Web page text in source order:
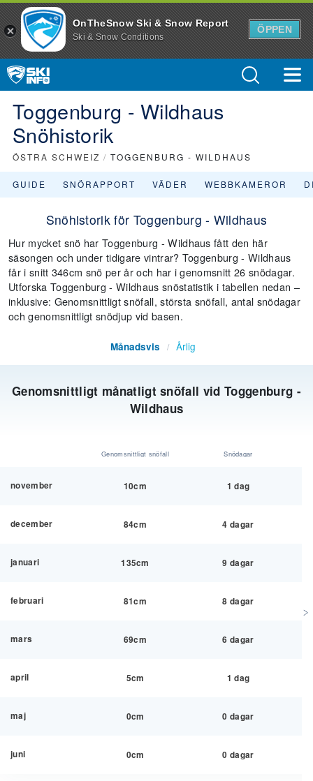
OnTheSnow Ski & Snow Report
Ski & Snow Conditions
ÖPPEN
Toggenburg - Wildhaus
Snöhistorik
ÖSTRA SCHWEIZ / TOGGENBURG - WILDHAUS
GUIDE SNÖRAPPORT VÄDER WEBBKAMEROR
Snöhistorik för Toggenburg - Wildhaus
Hur mycket snö har Toggenburg - Wildhaus fått den här
säsongen och under tidigare vintrar? Toggenburg - Wildhaus
får i snitt 346cm snö per år och har i genomsnitt 26 snödagar.
Utforska Toggenburg - Wildhaus snöstatistik i tabellen nedan –
inklusive: Genomsnittligt snöfall, största snöfall, antal snödagar
och genomsnittligt snödjup vid basen.
Genomsnittligt månatligt snöfall vid Toggenburg -
Wildhaus
Månadsvis / Årlig
Genomsnittligt snöfall Snödagar
november 10cm 1 dag
december 84cm 4 dagar
januari 135cm 9 dagar
februari 81cm 8 dagar
mars 69cm 6 dagar
april 5cm 1 dag
maj 0cm 0 dagar
juni 0cm 0 dagar